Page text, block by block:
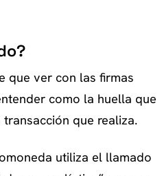
que ver con las firmas
como la huella que
que realiza.
utiliza el llamado